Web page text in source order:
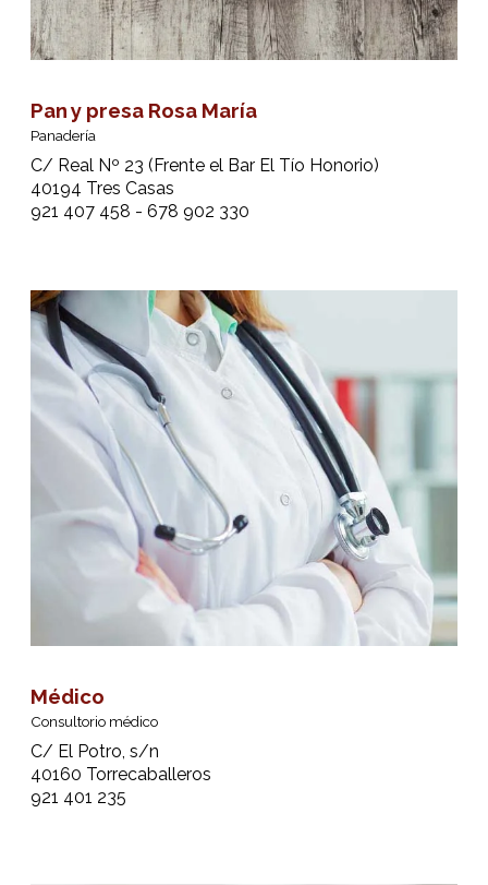
Pan y presa Rosa María
Panadería
C/ Real Nº 23 (Frente el Bar El Tío Honorio)
40194 Tres Casas
921 407 458 - 678 902 330
Médico
Consultorio médico
C/ El Potro, s/n
40160 Torrecaballeros
921 401 235